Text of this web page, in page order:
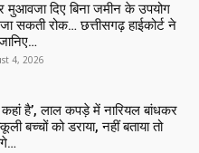
दिए बिना जमीन के उपयोग
सकती रोक… छत्तीसगढ़ हाईकोर्ट ने
4, 2026
कहां है’, लाल कपड़े में नारियल बांधकर
बच्चों को डराया, नहीं बताया तो